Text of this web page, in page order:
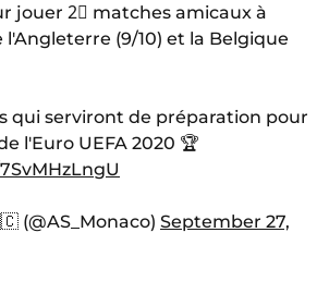
jouer 2⃣ matches amicaux à
(9/10) et la Belgique
qui serviront de préparation pour
l'Euro UEFA 2020 🏆
(@AS_Monaco) September 27,